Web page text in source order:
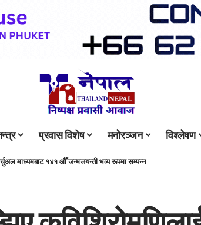
प्रवास विशेष मनोरञ्जन विश्लेषण
माध्यमबाट १४१ औँ जन्मजयन्ती भव्य रूपमा सम्पन्न